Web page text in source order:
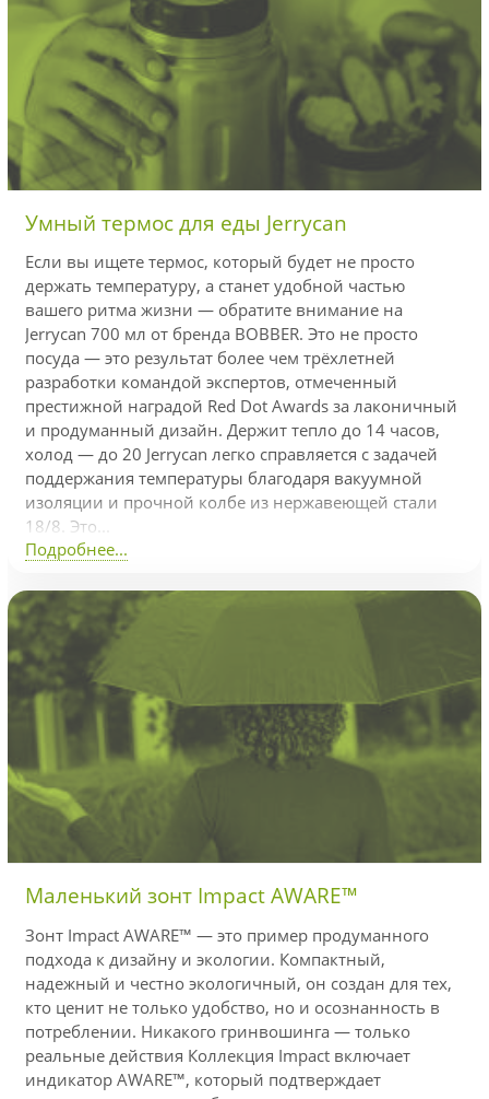
Умный термос для еды Jerrycan
Если вы ищете термос, который будет не просто
держать температуру, а станет удобной частью
вашего ритма жизни — обратите внимание на
Jerrycan 700 мл от бренда BOBBER. Это не просто
посуда — это результат более чем трёхлетней
разработки командой экспертов, отмеченный
престижной наградой Red Dot Awards за лаконичный
и продуманный дизайн. Держит тепло до 14 часов,
холод — до 20 Jerrycan легко справляется с задачей
поддержания температуры благодаря вакуумной
изоляции и прочной колбе из нержавеющей стали
18/8. Это...
Подробнее...
Маленький зонт Impact AWARE™
Зонт Impact AWARE™ — это пример продуманного
подхода к дизайну и экологии. Компактный,
надежный и честно экологичный, он создан для тех,
кто ценит не только удобство, но и осознанность в
потреблении. Никакого гринвошинга — только
реальные действия Коллекция Impact включает
индикатор AWARE™, который подтверждает